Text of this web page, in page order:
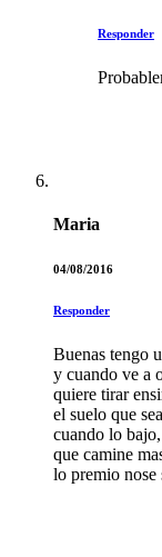
Responder
Maria
04/08/2016
Responder
Buenas tengo
y cuando ve a
quiere tirar
el suelo que
cuando lo
que camine
lo premio nose